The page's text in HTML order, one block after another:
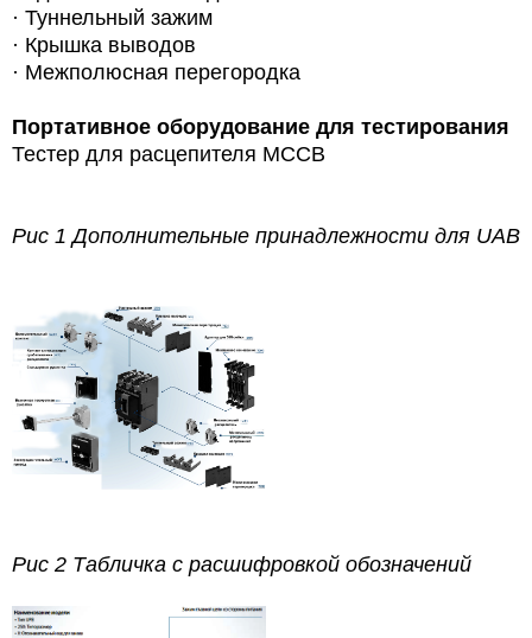
· Туннельный зажим
· Крышка выводов
· Межполюсная перегородка
Портативное оборудование для тестирования
Тестер для расцепителя MCCB
Рис 1 Дополнительные принадлежности для UAB
Рис 2 Табличка с расшифровкой обозначений